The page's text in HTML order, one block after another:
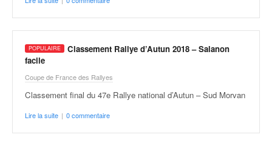
Classement Rallye d’Autun 2018 – Salanon
facile
Coupe de France des Rallyes
Classement final du 47e Rallye national d’Autun – Sud Morvan
Lire la suite | 0 commentaire